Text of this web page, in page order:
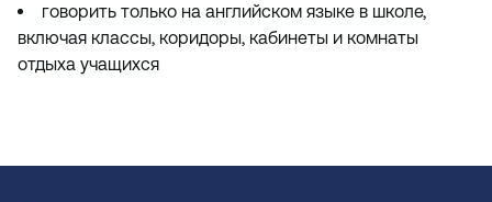
говорить только на английском языке в школе,
включая классы, коридоры, кабинеты и комнаты
отдыха учащихся